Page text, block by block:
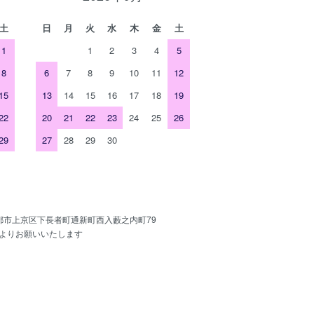
土
1
8
15
日 月 火 水 木 金
土
1
2 3 4
5
6
7 8 9 10 11
12
13
14 15 16 17 18
19
20
21 22 23 24 25
26
27
28 29 30
上京区下長者町通新町西入藪之内町79
よりお願いいたします